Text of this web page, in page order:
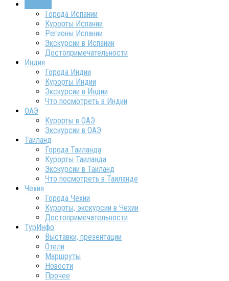
Города Испании
Курорты Испании
Регионы Испании
Экскурсии в Испании
Достопримечательности
Индия
Города Индии
Курорты Индии
Экскурсии в Индии
Что посмотреть в Индии
ОАЭ
Курорты в ОАЭ
Экскурсии в ОАЭ
Таиланд
Города Таиланда
Курорты Таиланда
Экскурсии в Таиланд
Что посмотреть в Таиланде
Чехия
Города Чехии
Курорты, экскурсии в Чехии
Достопримечательности
ТурИнфо
Выставки, презентации
Отели
Маршруты
Новости
Прочее